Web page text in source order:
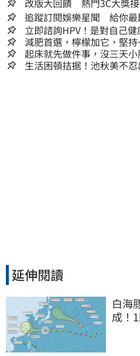
改版大回饋 熱門3C大獎
追蹤訂閱娛樂星聞 給你最
立即諮詢HPV！是對自己
嫌晚！
減肥首選，檸檬加它，堅
人生
起床就先做件事，沒三天
小！
生活困頓拮据！池秋美不
延伸閱讀
白海
成！